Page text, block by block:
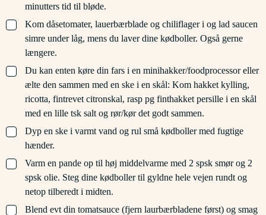
minutters tid til bløde.
▢
Kom dåsetomater, lauerbærblade og chiliflager i og lad saucen
simre under låg, mens du laver dine kødboller. Også gerne
længere.
▢
Du kan enten køre din fars i en minihakker/foodprocessor eller
ælte den sammen med en ske i en skål: Kom hakket kylling,
ricotta, fintrevet citronskal, rasp pg finthakket persille i en skål
med en lille tsk salt og rør/kør det godt sammen.
▢
Dyp en ske i varmt vand og rul små kødboller med fugtige
hænder.
▢
Varm en pande op til høj middelvarme med 2 spsk smør og 2
spsk olie. Steg dine kødboller til gyldne hele vejen rundt og
netop tilberedt i midten.
▢
Blend evt din tomatsauce (fjern laurbærbladene først) og smag